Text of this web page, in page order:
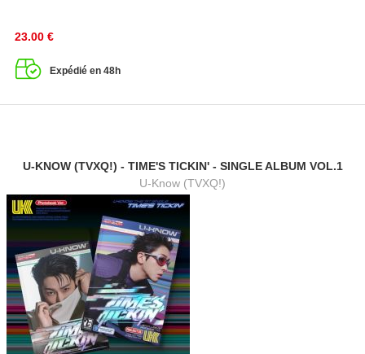
23.00 €
Expédié en 48h
U-KNOW (TVXQ!) - TIME'S TICKIN' - SINGLE ALBUM VOL.1
U-Know (TVXQ!)